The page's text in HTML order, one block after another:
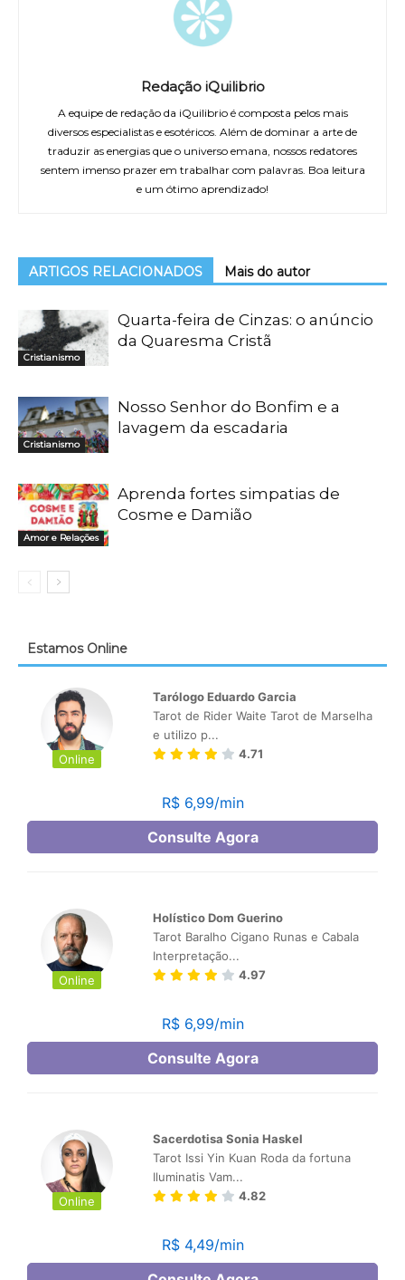
Redação iQuilibrio
A equipe de redação da iQuilibrio é composta pelos mais
diversos especialistas e esotéricos. Além de dominar a arte de
traduzir as energias que o universo emana, nossos redatores
sentem imenso prazer em trabalhar com palavras. Boa leitura
e um ótimo aprendizado!
ARTIGOS RELACIONADOS Mais do autor
Cristianismo
Quarta-feira de Cinzas: o anúncio
da Quaresma Cristã
Cristianismo
Nosso Senhor do Bonfim e a
lavagem da escadaria
Amor e Relações
Aprenda fortes simpatias de
Cosme e Damião
Estamos Online